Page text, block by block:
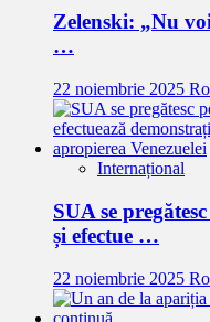
Zelenski: „Nu
…
22 noiembrie 2025
Internațional
SUA se
și efectue …
22 noiembrie 2025